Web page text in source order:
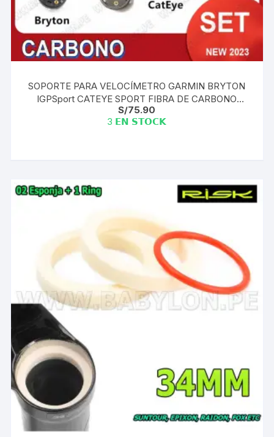
SOPORTE PARA VELOCÍMETRO GARMIN BRYTON
IGPSport CATEYE SPORT FIBRA DE CARBONO
BRYTON CATEYE COMPLETO SET + TORNILLOS
S/75.90
3 𝗘𝗡 𝗦𝗧𝗢𝗖𝗞